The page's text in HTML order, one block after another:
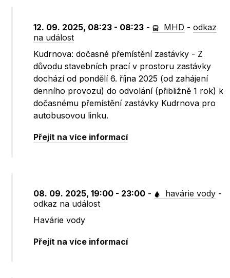
12. 09. 2025, 08:23 - 08:23 - MHD -odkaz
na událost
Kudrnova: dočasné přemístění zastávky - Z
důvodu stavebních prací v prostoru zastávky
dochází od pondělí 6. října 2025 (od zahájení
denního provozu) do odvolání (přibližně 1 rok) k
dočasnému přemístění zastávky Kudrnova pro
autobusovou linku.
Přejít na více informací
08. 09. 2025, 19:00 - 23:00 - havárie vody -
odkaz na událost
Havárie vody
Přejít na více informací